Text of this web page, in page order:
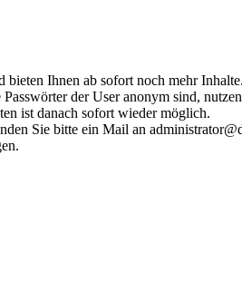
bieten Ihnen ab sofort noch mehr
der User anonym sind,
ist danach sofort wieder möglich.
Sie bitte ein Mail an